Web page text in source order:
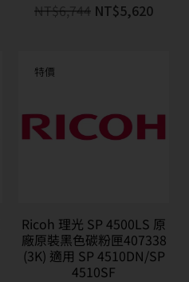
NT$6,744 NT$5,620
特價
Ricoh 理光 SP 4500LS 原
廠原裝黑色碳粉匣407338
(3K) 適用 SP 4510DN/SP
4510SF